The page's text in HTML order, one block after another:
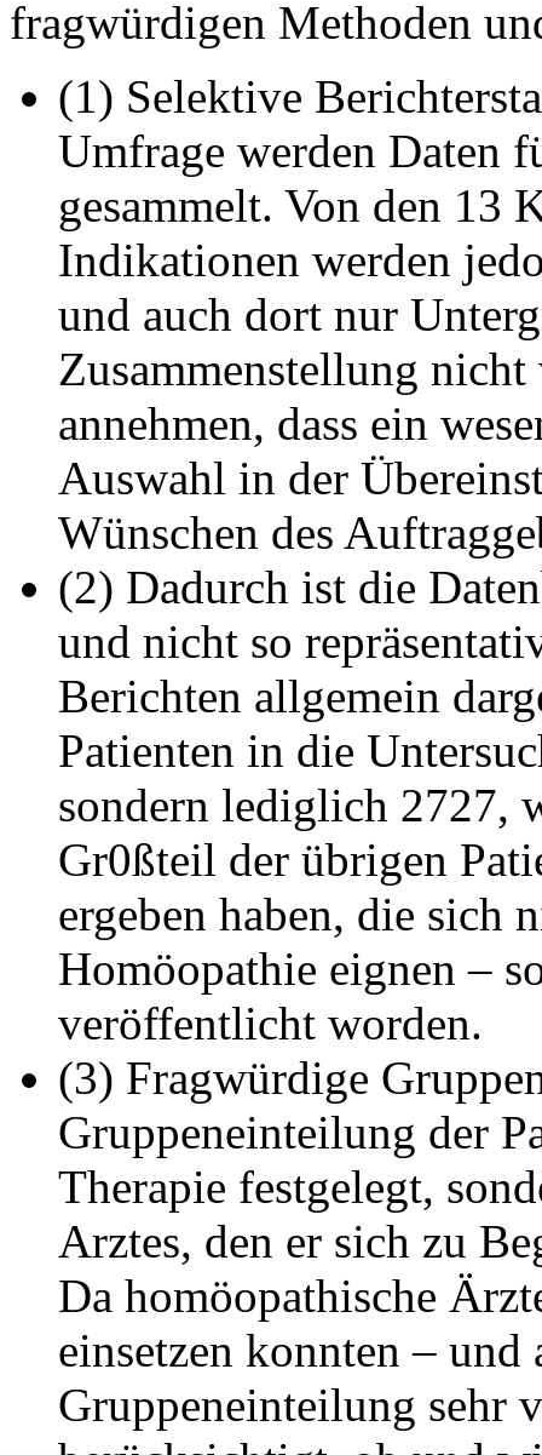
fragwürdigen Methoden
(1) Selektive
Umfrage werden Daten
gesammelt. Von den 13
Indikationen werden
und auch dort nur
Zusammenstellung
annehmen, dass ein
Auswahl in der
Wünschen des
(2) Dadurch ist die
und nicht so
Berichten allgemein
Patienten in die
sondern lediglich 2727,
Gr0ßteil der übrigen
ergeben haben, die sich
Homöopathie eignen –
veröffentlicht worden.
(3) Fragwürdige
Gruppeneinteilung der
Therapie festgelegt,
Arztes, den er sich zu
Da homöopathische
einsetzen konnten – und
Gruppeneinteilung sehr